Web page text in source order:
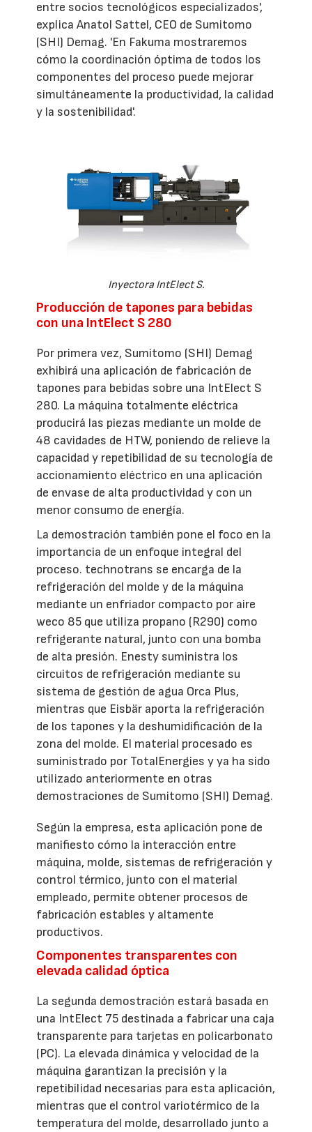
entre socios tecnológicos especializados',
explica Anatol Sattel, CEO de Sumitomo
(SHI) Demag. 'En Fakuma mostraremos
cómo la coordinación óptima de todos los
componentes del proceso puede mejorar
simultáneamente la productividad, la calidad
y la sostenibilidad'.
Inyectora IntElect S.
Producción de tapones para bebidas
con una IntElect S 280
Por primera vez, Sumitomo (SHI) Demag
exhibirá una aplicación de fabricación de
tapones para bebidas sobre una IntElect S
280. La máquina totalmente eléctrica
producirá las piezas mediante un molde de
48 cavidades de HTW, poniendo de relieve la
capacidad y repetibilidad de su tecnología de
accionamiento eléctrico en una aplicación
de envase de alta productividad y con un
menor consumo de energía.
La demostración también pone el foco en la
importancia de un enfoque integral del
proceso. technotrans se encarga de la
refrigeración del molde y de la máquina
mediante un enfriador compacto por aire
weco 85 que utiliza propano (R290) como
refrigerante natural, junto con una bomba
de alta presión. Enesty suministra los
circuitos de refrigeración mediante su
sistema de gestión de agua Orca Plus,
mientras que Eisbär aporta la refrigeración
de los tapones y la deshumidificación de la
zona del molde. El material procesado es
suministrado por TotalEnergies y ya ha sido
utilizado anteriormente en otras
demostraciones de Sumitomo (SHI) Demag.
Según la empresa, esta aplicación pone de
manifiesto cómo la interacción entre
máquina, molde, sistemas de refrigeración y
control térmico, junto con el material
empleado, permite obtener procesos de
fabricación estables y altamente
productivos.
Componentes transparentes con
elevada calidad óptica
La segunda demostración estará basada en
una IntElect 75 destinada a fabricar una caja
transparente para tarjetas en policarbonato
(PC). La elevada dinámica y velocidad de la
máquina garantizan la precisión y la
repetibilidad necesarias para esta aplicación,
mientras que el control variotérmico de la
temperatura del molde, desarrollado junto a